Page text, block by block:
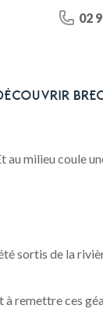
02
au milieu coule
sortis de la
à remettre ces